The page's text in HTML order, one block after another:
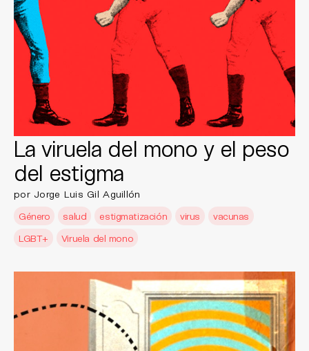
La viruela del mono y el peso
del estigma
por Jorge Luis Gil Aguillón
Género
salud estigmatización virus
vacunas
LGBT+
Viruela del mono